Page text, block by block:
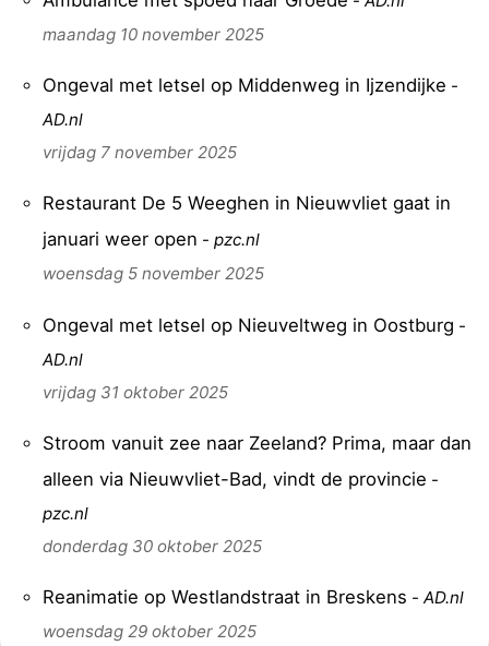
maandag 10 november 2025
Ongeval met letsel op Middenweg in Ijzendijke -
AD.nl
vrijdag 7 november 2025
Restaurant De 5 Weeghen in Nieuwvliet gaat in
januari weer open -pzc.nl
woensdag 5 november 2025
Ongeval met letsel op Nieuveltweg in Oostburg -
AD.nl
vrijdag 31 oktober 2025
Stroom vanuit zee naar Zeeland? Prima, maar dan
alleen via Nieuwvliet-Bad, vindt de provincie -
pzc.nl
donderdag 30 oktober 2025
Reanimatie op Westlandstraat in Breskens -AD.nl
woensdag 29 oktober 2025